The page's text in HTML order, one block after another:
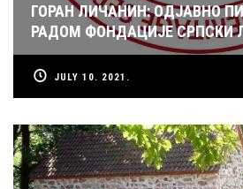
ГОРАН ЛИЧАНИН: ОДЈАВНО
РАДОМ ФОНДАЦИЈЕ СРПСКИ
JULY 10. 2021.